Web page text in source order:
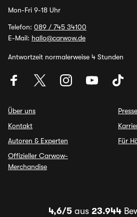
Mon-Fri 9-18 Uhr
Telefon: 089 / 745 34100
E-Mail: hallo@carwow.de
Antwortzeit normalerweise 4 Stunden
Über uns
Kontakt
Autoren & Experten
Offizieller Carwow-
Merchandise
Presse
Für
4,6/5 aus 23.944